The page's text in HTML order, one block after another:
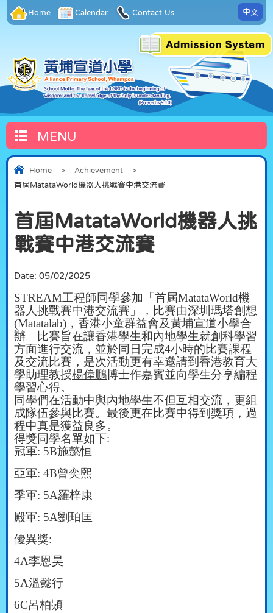
Home Calendar Contact Us 中文
MENU
Home > Achievement
>
首屆MatataWorld機器人挑戰賽中港交流賽
首屆MatataWorld機器人挑
戰賽中港交流賽
Date: 05/02/2025
STREAM工程師同學參加「首屆MatataWorld機
器人挑戰賽中港交流賽」，比賽由深圳瑪塔創想
(Matatalab) ， 香港小童群益會及黃埔宣道小學合
辦。比賽旨在讓香港學生和內地學生就創科學習
方面進行交流， 並於同日完成4小時的比賽課程
及交流比賽， 是次活動更有幸邀請到香港教育大
學助理教授楊偉鵬博士作嘉賓並向學生分享編程
學習心得。
同學們在活動中與內地學生不但互相交流，更組
成隊伍參與比賽。最後更在比賽中得到獎項，過
程中真是獲益良多。
得獎同學名單如下:
冠軍: 5B施懿恒
亞軍: 4B曾奕熙
季軍: 5A羅梓康
殿軍: 5A劉珀匡
優異獎:
4A李恩昊
5A溫懿行
6C呂柏熲